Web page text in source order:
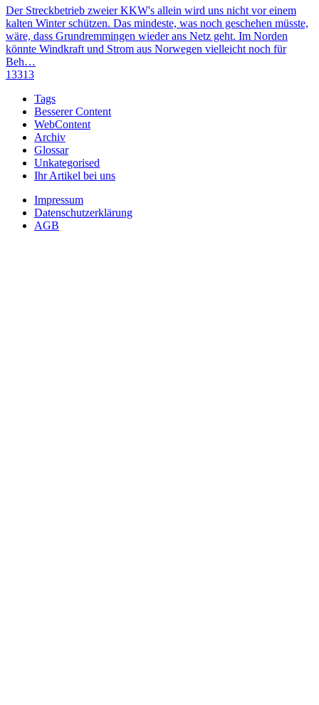
Der Streckbetrieb zweier KKW's allein wird uns nicht vor einem
kalten Winter schützen. Das mindeste, was noch geschehen müsste,
wäre, dass Grundremmingen wieder ans Netz geht. Im Norden
könnte Windkraft und Strom aus Norwegen vielleicht noch für
Beh…
13313
Tags
Besserer Content
WebContent
Archiv
Glossar
Unkategorised
Ihr Artikel bei uns
Impressum
Datenschutzerklärung
AGB